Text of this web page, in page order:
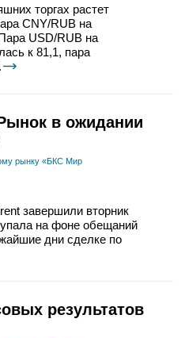
торгах растет
CNY/RUB на
USD/RUB на
к 81,1, пара
в ожидании
рынку «БКС Мир
завершили вторник
на фоне обещаний
дни сделке по
результатов